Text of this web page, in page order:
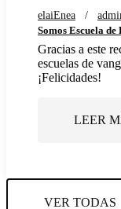
elaiEnea
Somos Escuela
Gracias a este
escuelas de
¡Felicidades!
LEER
VER TODAS